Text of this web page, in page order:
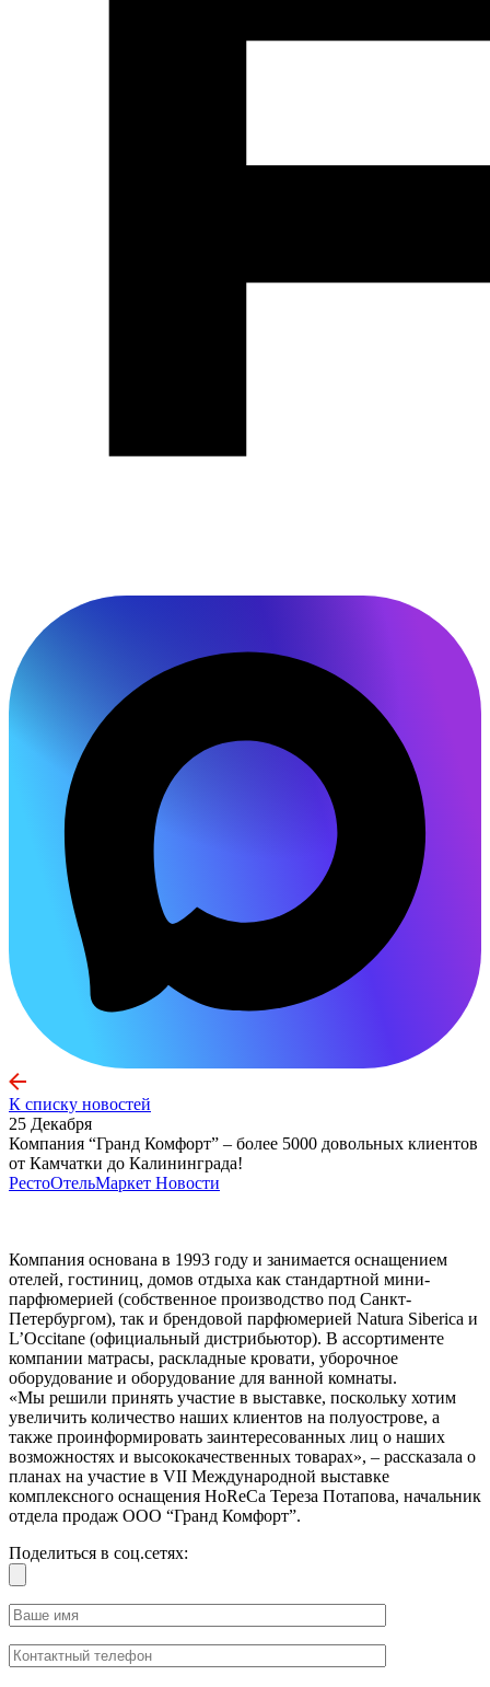
К списку новостей
25 Декабря
Компания “Гранд Комфорт” – более 5000 довольных клиентов
от Камчатки до Калининграда!
РестоОтельМаркет Новости
Компания основана в 1993 году и занимается оснащением
отелей, гостиниц, домов отдыха как стандартной мини-
парфюмерией (собственное производство под Санкт-
Петербургом), так и брендовой парфюмерией Natura Siberica и
L’Occitane (официальный дистрибьютор). В ассортименте
компании матрасы, раскладные кровати, уборочное
оборудование и оборудование для ванной комнаты.
«Мы решили принять участие в выставке, поскольку хотим
увеличить количество наших клиентов на полуострове, а
также проинформировать заинтересованных лиц о наших
возможностях и высококачественных товарах», – рассказала о
планах на участие в VII Международной выставке
комплексного оснащения HoReCa Тереза Потапова, начальник
отдела продаж ООО “Гранд Комфорт”.
Поделиться в соц.сетях: